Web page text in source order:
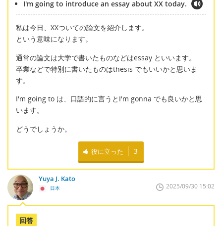
I'm going to introduce an essay about XX today.
私は今日、XXついての論文を紹介します。
という意味になります。
通常の論文は大学で書いたものなどはessay といいます。
卒業などで特別に書いたものはthesis でもいいかと思いま
す。
I'm going to は、口語的に言うとI'm gonna でも良いかと思
います。
どうでしょうか。
役に立った 3
Yuya J. Kato
日本 2025/09/30 15:02
回答